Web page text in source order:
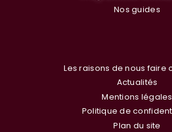
Nos guides
Les raisons de nous faire
Actualités
Mentions légales
Politique de
Plan du site